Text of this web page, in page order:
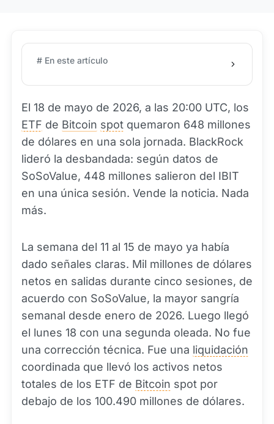
# En este artículo
El 18 de mayo de 2026, a las 20:00 UTC, los
ETF de Bitcoin spot quemaron 648 millones
de dólares en una sola jornada. BlackRock
lideró la desbandada: según datos de
SoSoValue, 448 millones salieron del IBIT
en una única sesión. Vende la noticia. Nada
más.
La semana del 11 al 15 de mayo ya había
dado señales claras. Mil millones de dólares
netos en salidas durante cinco sesiones, de
acuerdo con SoSoValue, la mayor sangría
semanal desde enero de 2026. Luego llegó
el lunes 18 con una segunda oleada. No fue
una corrección técnica. Fue una liquidación
coordinada que llevó los activos netos
totales de los ETF de Bitcoin spot por
debajo de los 100.490 millones de dólares.